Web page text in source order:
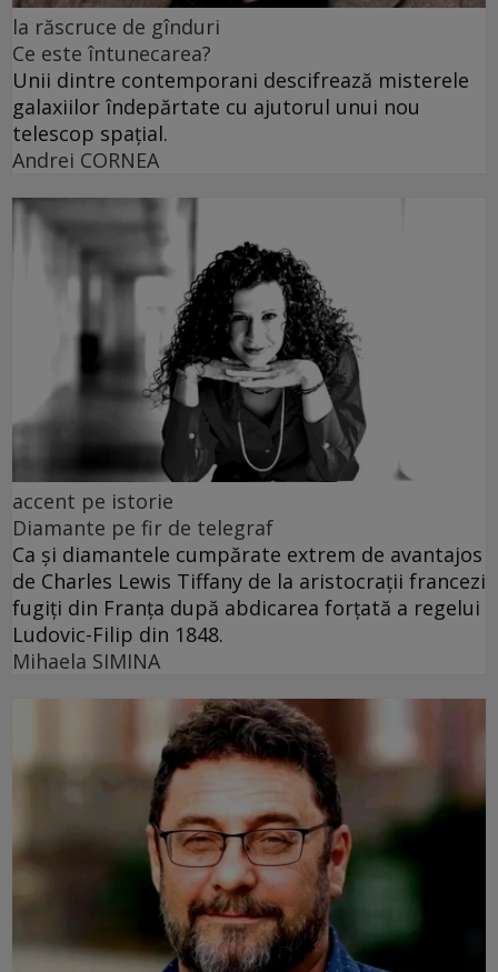
la răscruce de gînduri
Ce este întunecarea?
Unii dintre contemporani descifrează misterele
galaxiilor îndepărtate cu ajutorul unui nou
telescop spațial.
Andrei CORNEA
accent pe istorie
Diamante pe fir de telegraf
Ca și diamantele cumpărate extrem de avantajos
de Charles Lewis Tiffany de la aristocrații francezi
fugiți din Franța după abdicarea forțată a regelui
Ludovic-Filip din 1848.
Mihaela SIMINA